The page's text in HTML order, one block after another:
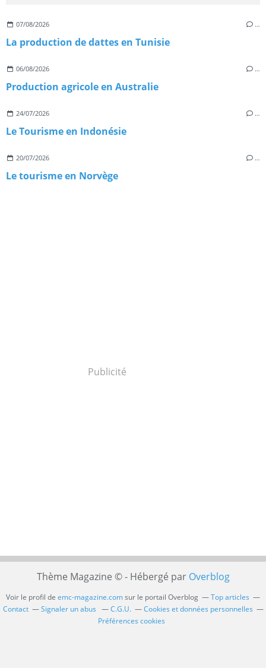
07/08/2026 …
La production de dattes en Tunisie
06/08/2026 …
Production agricole en Australie
24/07/2026 …
Le Tourisme en Indonésie
20/07/2026 …
Le tourisme en Norvège
Publicité
Thème Magazine © - Hébergé par Overblog
Voir le profil de emc-magazine.comsur le portail Overblog
Top articles
Contact
Signaler un abus C.G.U.
Cookies et données personnelles
Préférences cookies